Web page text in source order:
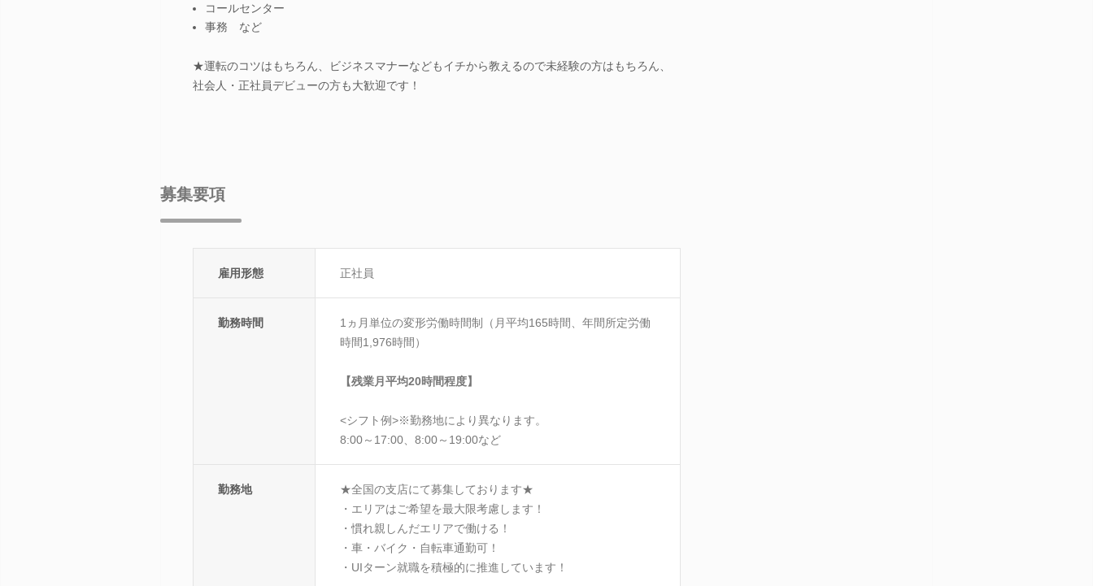
コールセンター
事務 など
★運転のコツはもちろん、ビジネスマナーなどもイチから教えるので未経験の方はもちろん、
社会人・正社員デビューの方も大歓迎です！
募集要項
雇用形態 正社員
勤務時間
1ヵ月単位の変形労働時間制（月平均165時間、年間所定労働
時間1,976時間）
【残業月平均20時間程度】
<シフト例>※勤務地により異なります。
8:00～17:00、8:00～19:00など
勤務地
★全国の支店にて募集しております★
・エリアはご希望を最大限考慮します！
・慣れ親しんだエリアで働ける！
・車・バイク・自転車通勤可！
・UIターン就職を積極的に推進しています！